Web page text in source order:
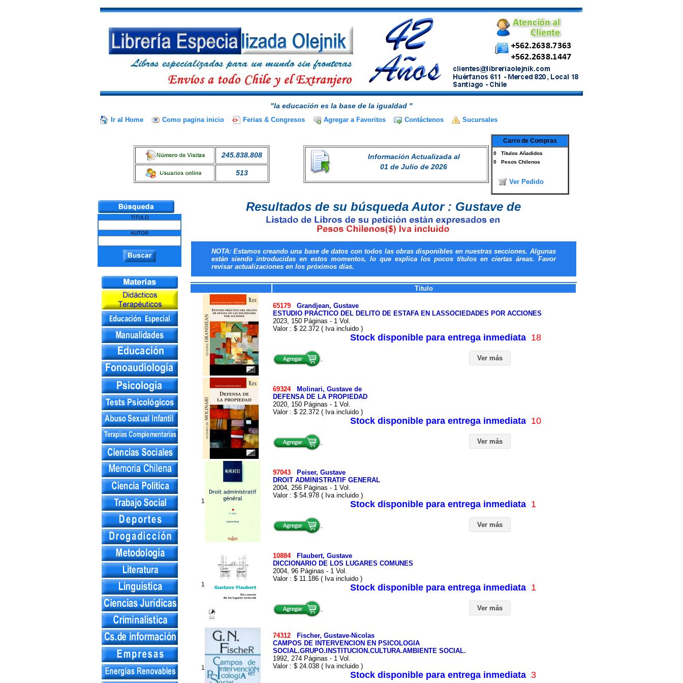
"la educación es la base de la igualdad "
Ir al Home Como pagina inicio Ferias & Congresos Agregar a Favoritos Contáctenos Sucursales
245.838.808
513
Información Actualizada al
01 de Julio de 2026
Carro de Compras
0 Títulos Añadidos
0 Pesos Chilenos
Ver Pedido
TITULO
AUTOR
Resultados de su búsqueda Autor : Gustave de
NOTA: Estamos creando una base de datos con todos las obras disponibles en nuestras secciones. Algunas
están siendo introducidas en estos momentos, lo que explica los pocos títulos en ciertas áreas. Favor
revisar actualizaciones en los próximos días.
Titulo
65179 Grandjean, Gustave
ESTUDIO PRACTICO DEL DELITO DE ESTAFA EN LASSOCIEDADES POR ACCIONES
2023, 150 Páginas - 1 Vol.
Valor : $ 22.372 ( Iva incluido )
Stock disponible para entrega inmediata 18
Ver más
69324
Molinari, Gustave de
DEFENSA DE LA PROPIEDAD
2020, 150 Páginas - 1 Vol.
Valor : $ 22.372 ( Iva incluido )
Stock disponible para entrega inmediata 10
Ver más
1
97043
Peiser, Gustave
DROIT ADMINISTRATIF GENERAL
2004, 256 Páginas - 1 Vol.
Valor : $ 54.978 ( Iva incluido )
Stock disponible para entrega inmediata 1
Ver más
1
10884
Flaubert, Gustave
DICCIONARIO DE LOS LUGARES COMUNES
2004, 96 Páginas - 1 Vol.
Valor : $ 11.186 ( Iva incluido )
Stock disponible para entrega inmediata 1
Ver más
1
74312
Fischer, Gustave-Nicolas
CAMPOS DE INTERVENCION EN PSICOLOGIA
SOCIAL.GRUPO.INSTITUCION.CULTURA.AMBIENTE SOCIAL.
1992, 274 Páginas - 1 Vol.
Valor : $ 24.038 ( Iva incluido )
Stock disponible para entrega inmediata 3